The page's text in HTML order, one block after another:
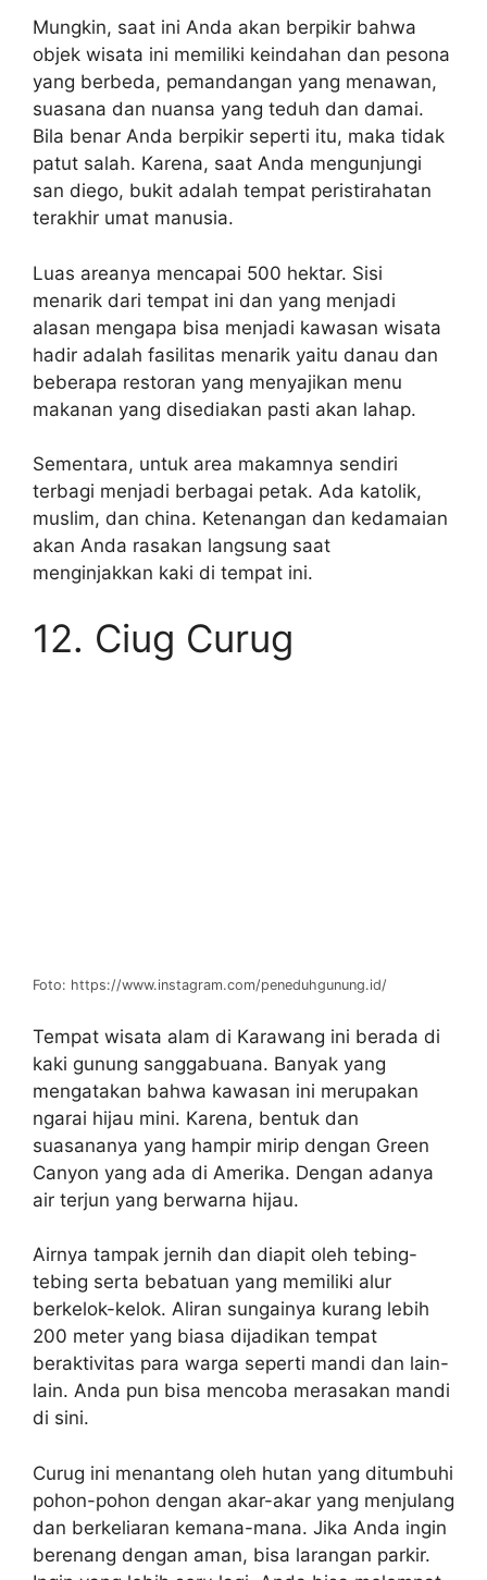
Mungkin, saat ini Anda akan berpikir bahwa
objek wisata ini memiliki keindahan dan pesona
yang berbeda, pemandangan yang menawan,
suasana dan nuansa yang teduh dan damai.
Bila benar Anda berpikir seperti itu, maka tidak
patut salah. Karena, saat Anda mengunjungi
san diego, bukit adalah tempat peristirahatan
terakhir umat manusia.
Luas areanya mencapai 500 hektar. Sisi
menarik dari tempat ini dan yang menjadi
alasan mengapa bisa menjadi kawasan wisata
hadir adalah fasilitas menarik yaitu danau dan
beberapa restoran yang menyajikan menu
makanan yang disediakan pasti akan lahap.
Sementara, untuk area makamnya sendiri
terbagi menjadi berbagai petak. Ada katolik,
muslim, dan china. Ketenangan dan kedamaian
akan Anda rasakan langsung saat
menginjakkan kaki di tempat ini.
12. Ciug Curug
Foto: https://www.instagram.com/peneduhgunung.id/
Tempat wisata alam di Karawang ini berada di
kaki gunung sanggabuana. Banyak yang
mengatakan bahwa kawasan ini merupakan
ngarai hijau mini. Karena, bentuk dan
suasananya yang hampir mirip dengan Green
Canyon yang ada di Amerika. Dengan adanya
air terjun yang berwarna hijau.
Airnya tampak jernih dan diapit oleh tebing-
tebing serta bebatuan yang memiliki alur
berkelok-kelok. Aliran sungainya kurang lebih
200 meter yang biasa dijadikan tempat
beraktivitas para warga seperti mandi dan lain-
lain. Anda pun bisa mencoba merasakan mandi
di sini.
Curug ini menantang oleh hutan yang ditumbuhi
pohon-pohon dengan akar-akar yang menjulang
dan berkeliaran kemana-mana. Jika Anda ingin
berenang dengan aman, bisa larangan parkir.